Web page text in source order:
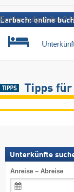
Fehler aufgefallen?
Lerbach: online
Tipps
Unterkünfte
Anreise – Abreise